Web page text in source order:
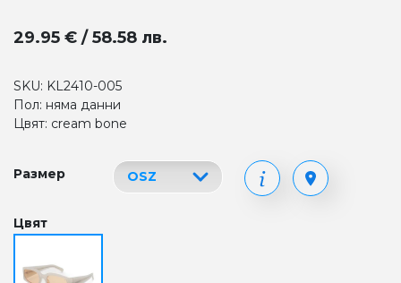
29.95 € / 58.58 лв.
SKU: KL2410-005
Пол: няма данни
Цвят: cream bone
Размер
Цвят